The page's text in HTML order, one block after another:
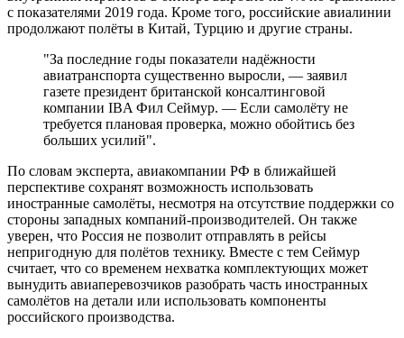
с показателями 2019 года. Кроме того, российские авиалинии
продолжают полёты в Китай, Турцию и другие страны.
"За последние годы показатели надёжности
авиатранспорта существенно выросли, — заявил
газете президент британской консалтинговой
компании IBA Фил Сеймур. — Если самолёту не
требуется плановая проверка, можно обойтись без
больших усилий".
По словам эксперта, авиакомпании РФ в ближайшей
перспективе сохранят возможность использовать
иностранные самолёты, несмотря на отсутствие поддержки со
стороны западных компаний-производителей. Он также
уверен, что Россия не позволит отправлять в рейсы
непригодную для полётов технику. Вместе с тем Сеймур
считает, что со временем нехватка комплектующих может
вынудить авиаперевозчиков разобрать часть иностранных
самолётов на детали или использовать компоненты
российского производства.